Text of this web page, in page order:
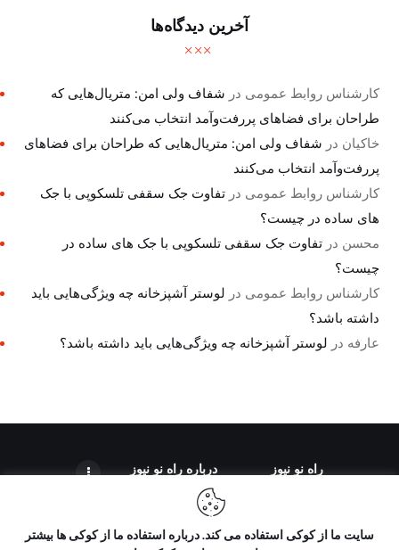
آخرین دیدگاه‌ها
کارشناس روابط عمومی در شفاف ولی امن: متریال‌هایی که
طراحان برای فضاهای پررفت‌وآمد انتخاب می‌کنند
خاکیان در شفاف ولی امن: متریال‌هایی که طراحان برای فضاهای
پررفت‌وآمد انتخاب می‌کنند
کارشناس روابط عمومی درتفاوت جک سقفی تلسکوپی با جک
های ساده در چیست؟
محسن درتفاوت جک سقفی تلسکوپی با جک های ساده در
چیست؟
کارشناس روابط عمومی در لوستر آشپزخانه چه ویژگی‌هایی باید
داشته باشد؟
عارفه در لوستر آشپزخانه چه ویژگی‌هایی باید داشته باشد؟
راه نو نیوز درباره راه‌ نو نیوز
سایت ما از کوکی استفاده می کند. درباره استفاده ما از کوکی ها بیشتر